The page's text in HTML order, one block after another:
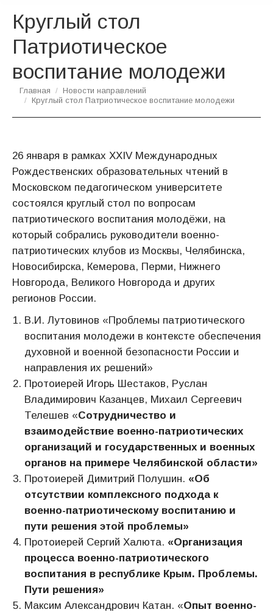
Круглый стол
Патриотическое
воспитание молодежи
Вы здесь:
Главная
Новости направлений
Круглый стол Патриотическое воспитание молодежи
26 января в рамках XXIV Международных
Рождественских образовательных чтений в
Московском педагогическом университете
состоялся круглый стол по вопросам
патриотического воспитания молодёжи, на
который собрались руководители военно-
патриотических клубов из Москвы, Челябинска,
Новосибирска, Кемерова, Перми, Нижнего
Новгорода, Великого Новгорода и других
регионов России.
В.И. Лутовинов «Проблемы патриотического
воспитания молодежи в контексте обеспечения
духовной и военной безопасности России и
направления их решений»
Протоиерей Игорь Шестаков, Руслан
Владимирович Казанцев, Михаил Сергеевич
Телешев «Сотрудничество и
взаимодействие военно-патриотических
организаций и государственных и военных
органов на примере Челябинской области»
Протоиерей Димитрий Полушин. «Об
отсутствии комплексного подхода к
военно-патриотическому воспитанию и
пути решения этой проблемы»
Протоиерей Сергий Халюта. «Организация
процесса военно-патриотического
воспитания в республике Крым. Проблемы.
Пути решения»
Максим Александрович Катан. «Опыт военно-